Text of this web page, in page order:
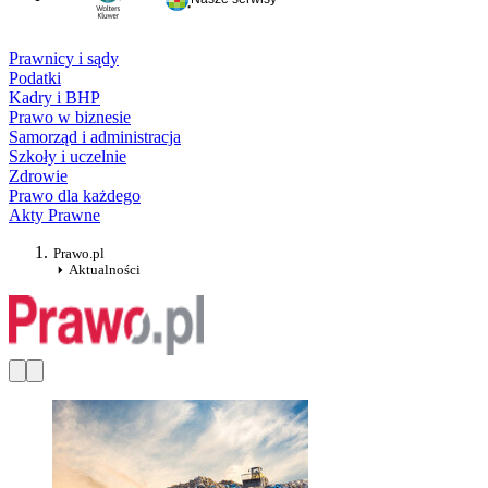
Prawnicy i sądy
Podatki
Kadry i BHP
Prawo w biznesie
Samorząd i administracja
Szkoły i uczelnie
Zdrowie
Prawo dla każdego
Akty Prawne
Prawo.pl
Aktualności